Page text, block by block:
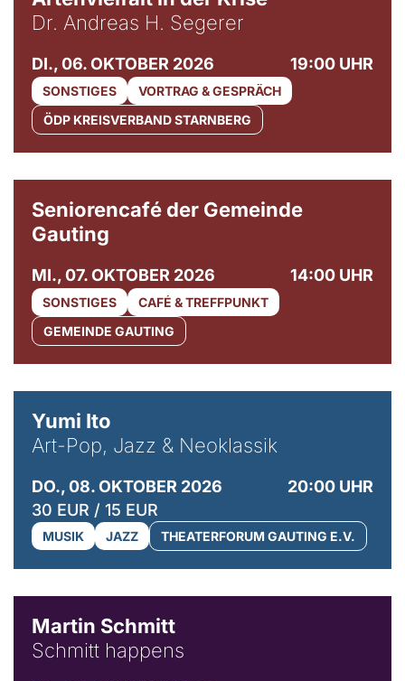
Dr. Andreas H. Segerer
DI., 06. OKTOBER 2026 19:00 UHR
SONSTIGES
VORTRAG & GESPRÄCH
ÖDP KREISVERBAND STARNBERG
Seniorencafé der Gemeinde
Gauting
MI., 07. OKTOBER 2026 14:00 UHR
SONSTIGES
CAFÉ & TREFFPUNKT
GEMEINDE GAUTING
Yumi Ito
Art-Pop, Jazz & Neoklassik
DO., 08. OKTOBER 2026
20:00 UHR
30 EUR / 15 EUR
MUSIK JAZZ THEATERFORUM GAUTING E.V.
Martin Schmitt
Schmitt happens